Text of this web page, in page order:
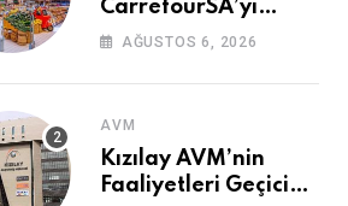
CarrefourSA’yı
Devralmasına Şartlı
AĞUSTOS 6, 2026
AVM
Kızılay AVM’nin
Faaliyetleri Geçici